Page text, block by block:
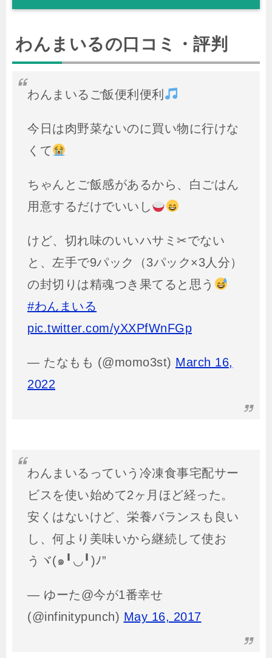
わんまいるの口コミ・評判
わんまいるご飯便利便利
今日は肉野菜ないのに買い物に行けな
くて
ちゃんとご飯感があるから、白ごはん
用意するだけでいいし
けど、切れ味のいいハサミ✂でない
と、左手で9パック（3パック×3人分）
の封切りは精魂つき果てると思う
#わんまいる
pic.twitter.com/yXXPfWnFGp
— たなもも (@momo3st) March 16,
2022
わんまいるっていう冷凍食事宅配サー
ビスを使い始めて2ヶ月ほど経った。
安くはないけど、栄養バランスも良い
し、何より美味いから継続して使お
うヾ(๑╹◡╹)ﾉ”
— ゆーた@今が1番幸せ
(@infinitypunch) May 16, 2017